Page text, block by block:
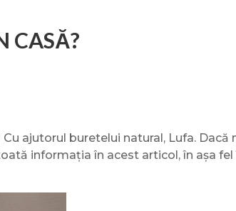
CASĂ?
ajutorul buretelui natural, Lufa. Dacă
informația în acest articol, în așa